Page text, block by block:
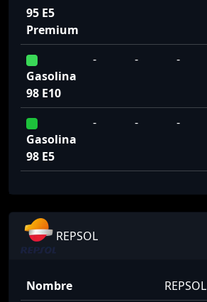
95 E5
Premium
Gasolina
98 E10
- - -
Gasolina
98 E5
- - -
REPSOL
Nombre
REPSOL